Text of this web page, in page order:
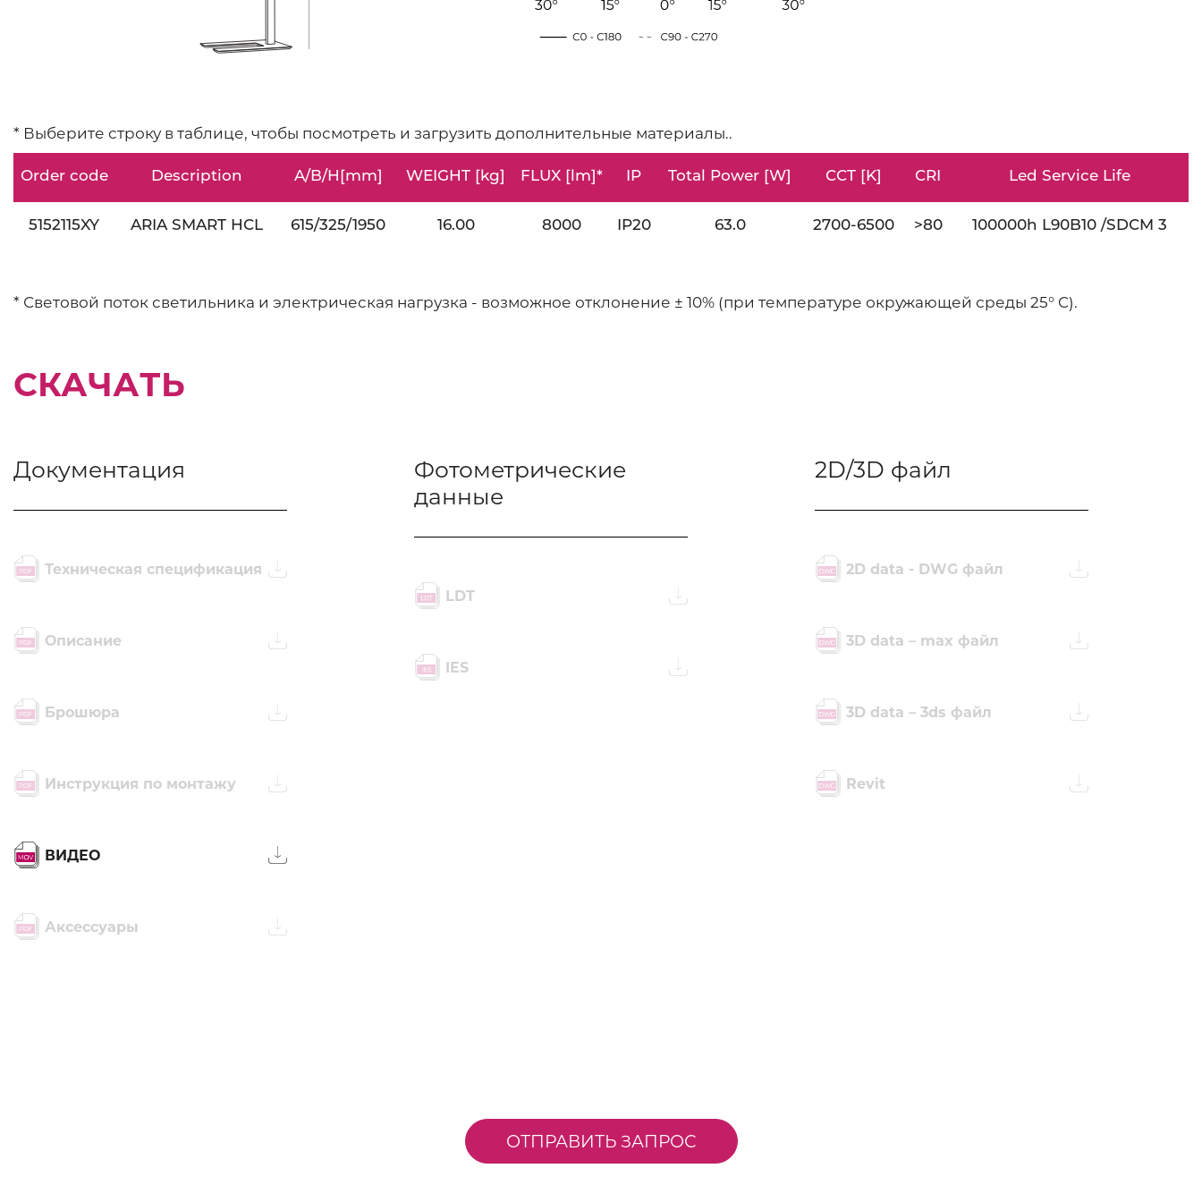
* Выберите строку в таблице, чтобы посмотреть и загрузить дополнительные материалы..
Order code Description A/B/H[mm] WEIGHT [kg] FLUX [lm]* IP Total Power [W] CCT [K] CRI Led Service Life
5152115XY ARIA SMART HCL 615/325/1950 16.00 8000 IP20 63.0 2700-6500 >80 100000h L90B10 /SDCM 3
* Световой поток светильника и электрическая нагрузка - возможное отклонение ± 10% (при температуре окружающей среды 25° C).
СКАЧАТЬ
Документация
Техническая спецификация
Описание
Брошюра
Инструкция по монтажу
ВИДЕО
Аксессуары
Фотометрические
данные
LDT
IES
2D/3D файл
2D data - DWG файл
3D data – max файл
3D data – 3ds файл
Revit
ОТПРАВИТЬ ЗАПРОС